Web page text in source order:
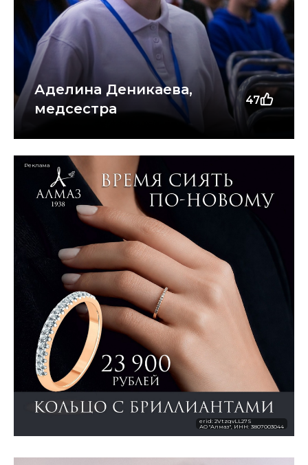
Аделина Деникаева,
медсестра
47
Реклама
erid: 2VtzqvLL27S
АО "Алмаз", ИНН: 3807003044